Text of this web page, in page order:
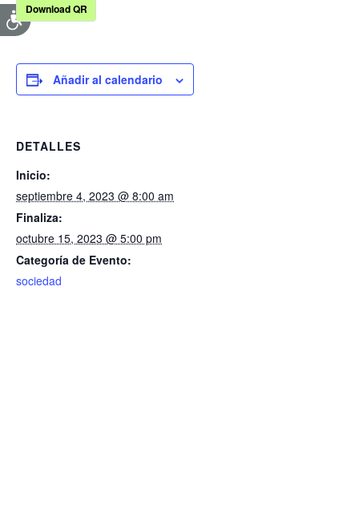
Download QR
Añadir al calendario
DETALLES
Inicio:
septiembre 4, 2023 @ 8:00 am
Finaliza:
octubre 15, 2023 @ 5:00 pm
Categoría de Evento:
sociedad